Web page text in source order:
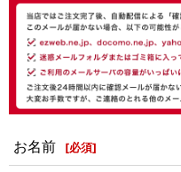
お名前 [必須]